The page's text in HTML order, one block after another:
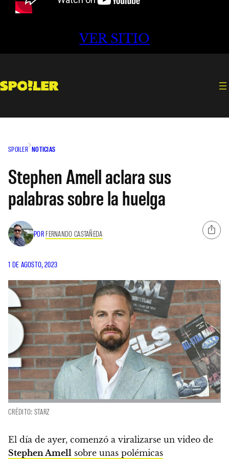
VER SITIO
SPOILER NOTICIAS
Stephen Amell aclara sus
palabras sobre la huelga
POR FERNANDO CASTAÑEDA
1 DE AGOSTO, 2023
CRÉDITO: STARZ
El día de ayer, comenzó a viralizarse un video de
Stephen Amell sobre unas polémicas